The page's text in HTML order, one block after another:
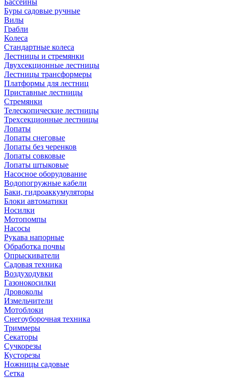
Бассейны
Буры садовые ручные
Вилы
Грабли
Колеса
Стандартные колеса
Лестницы и стремянки
Двухсекционные лестницы
Лестницы трансформеры
Платформы для лестниц
Приставные лестницы
Стремянки
Телескопические лестницы
Трехсекционные лестницы
Лопаты
Лопаты снеговые
Лопаты без черенков
Лопаты совковые
Лопаты штыковые
Насосное оборудование
Водопогружные кабели
Баки, гидроаккумуляторы
Блоки автоматики
Носилки
Мотопомпы
Насосы
Рукава напорные
Обработка почвы
Опрыскиватели
Садовая техника
Воздуходувки
Газонокосилки
Дровоколы
Измельчители
Мотоблоки
Снегоуборочная техника
Триммеры
Секаторы
Сучкорезы
Кусторезы
Ножницы садовые
Сетка